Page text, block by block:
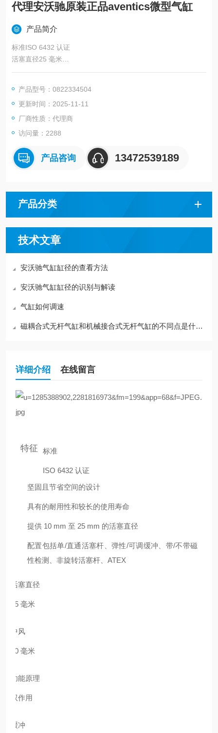
代理安沃驰原装正品aventics微型气缸
产品简介
标准ISO 6432 认证
活塞直径25 毫米
中风80 毫米
缓冲气动可调缓冲
磁性活塞带磁铁的活塞
环境要求行业标准，ATEX 可选
活塞杆单
用于确定活塞力的压力6，3 巴
缩回活塞力260 北
最高环境温度80 °C
最小工作压力1 巴
港口G 1/8
活塞杆螺纹M10x1，25
产品型号：0822334504
更新时间：2025-11-11
厂商性质：代理商
访问量：2288
产品咨询 13472539189
产品分类
技术文章
安沃驰气缸缸径的查看方法
安沃驰气缸缸径的识别与解读
气缸如何调速
磁耦合式无杆气缸和机械接合式无杆气缸的不同点是什么？
详细介绍 在线留言
特征
坚固且节省空间的设计
具有的耐用性和较长的使用寿命
提供 10 mm 至 25 mm 的活塞直径
配置包括单/直通活塞杆、弹性/可调缓冲、带/不带磁
性检测、非旋转活塞杆、ATEX
标准
ISO 6432 认证
活塞直径
25 毫米
中风
80 毫米
功能原理
双作用
缓冲